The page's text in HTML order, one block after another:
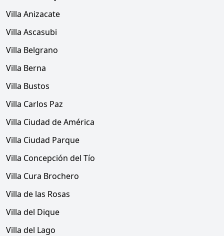
Villa Anizacate
Villa Ascasubi
Villa Belgrano
Villa Berna
Villa Bustos
Villa Carlos Paz
Villa Ciudad de América
Villa Ciudad Parque
Villa Concepción del Tío
Villa Cura Brochero
Villa de las Rosas
Villa del Dique
Villa del Lago